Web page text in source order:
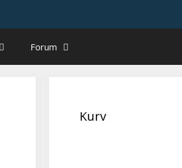
Forum
Kurv